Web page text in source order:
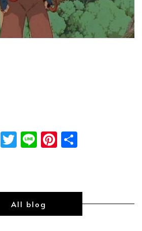
Facebook
Twitter
LinePinterest
All blog